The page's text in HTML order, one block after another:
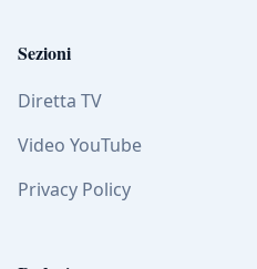
Sezioni
Diretta TV
Video YouTube
Privacy Policy